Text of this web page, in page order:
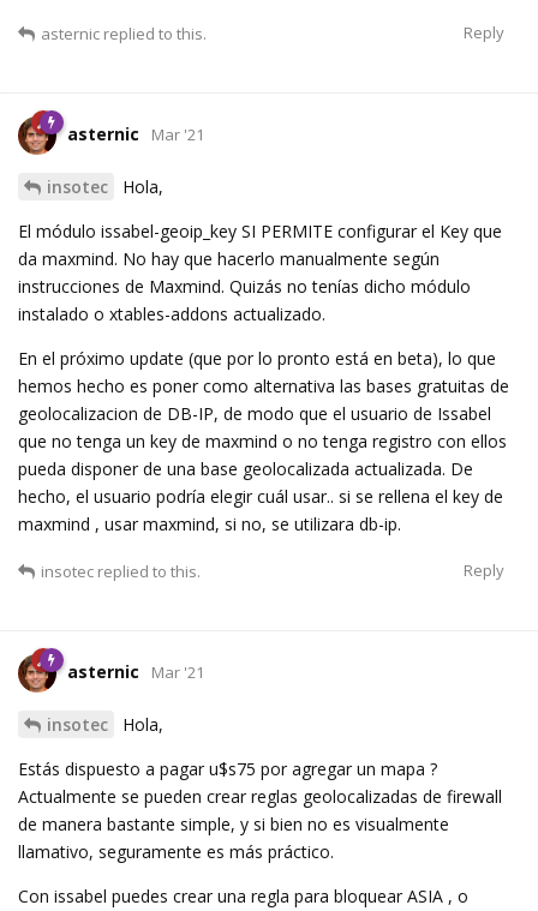
Reply
asternic replied to this.
asternic Mar '21
insotec
Hola,
El módulo issabel-geoip_key SI PERMITE configurar el Key que
da maxmind. No hay que hacerlo manualmente según
instrucciones de Maxmind. Quizás no tenías dicho módulo
instalado o xtables-addons actualizado.
En el próximo update (que por lo pronto está en beta), lo que
hemos hecho es poner como alternativa las bases gratuitas de
geolocalizacion de DB-IP, de modo que el usuario de Issabel
que no tenga un key de maxmind o no tenga registro con ellos
pueda disponer de una base geolocalizada actualizada. De
hecho, el usuario podría elegir cuál usar.. si se rellena el key de
maxmind , usar maxmind, si no, se utilizara db-ip.
Reply
insotec replied to this.
asternic Mar '21
insotec
Hola,
Estás dispuesto a pagar u$s75 por agregar un mapa ?
Actualmente se pueden crear reglas geolocalizadas de firewall
de manera bastante simple, y si bien no es visualmente
llamativo, seguramente es más práctico.
Con issabel puedes crear una regla para bloquear ASIA , o